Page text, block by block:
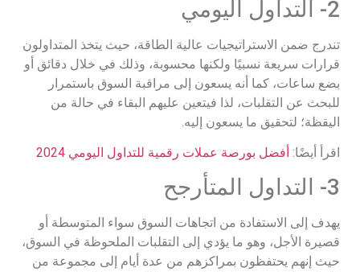
2- التداول اليومي
تندرج ضمن الاستراتيجيات عالية الطاقة، حيث يتخذ المتداولون
قرارات سريعة نسبيًا ولكنها محسوبة، وذلك في خلال دقائق أو
بضع ساعات، كما أنه يسعون إلى مراقبة السوق باستمرار
للبحث عن التقلبات، لذا فيتعين عليهم البقاء في حالة من
اليقظة؛ لتحقيق ما يسعون إليه.
اقرأ أيضًا: أفضل بورصة عملات رقمية للتداول اليومي 2024
3- التداول المتأرجح
يهدف إلى الاستفادة من اتجاهات السوق سواء المتوسطة أو
قصيرة الأجل، وهو ما يؤدي إلى التقلبات الملحوظة في السوق،
حيث إنهم يحتفظون بمراكزهم من عدة أيام إلى مجموعة من